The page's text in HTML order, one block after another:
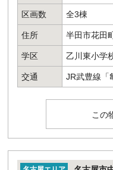
区画数 全3棟
住所 半田市花田
学区 乙川東小学
交通 JR武豊線
この